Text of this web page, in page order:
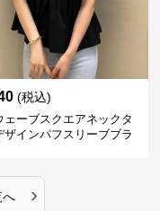
(税込)
ェーブスクエアネックタ
ザインパフスリーブブラ
へ ›